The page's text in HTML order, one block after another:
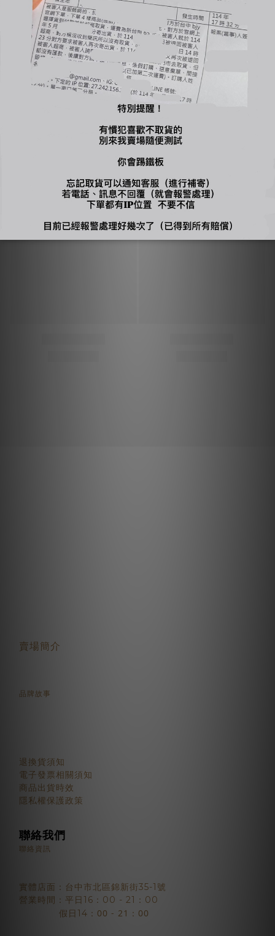
🔍【INSTAGRAM】：bjy_666
🔍【LINE 官方】：@bjy_666
賣場簡介
品牌故事
退換貨須知
電子發票相關須知
商品出貨時效
隱私權保護政策
聯絡我們
聯絡資訊
實體店面：台中市北區錦新街35-1號
營業時間：平日16：00 - 21：00
假日14 ：00 - 21：00